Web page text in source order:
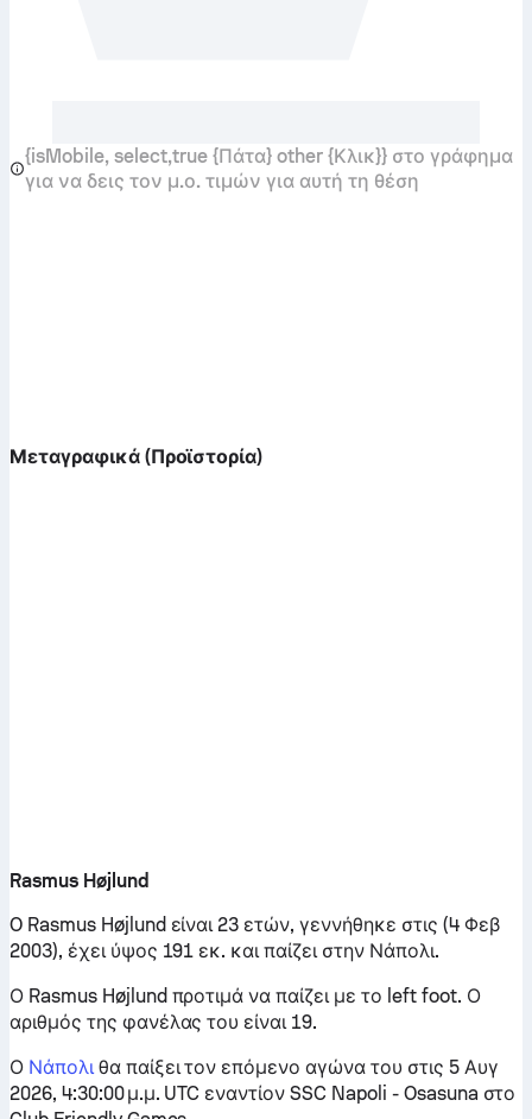
{isMobile, select,true {Πάτα} other {Κλικ}} στο γράφημα
για να δεις τον μ.ο. τιμών για αυτή τη θέση
Μεταγραφικά (Προϊστορία)
Rasmus Højlund
O Rasmus Højlund είναι 23 ετών, γεννήθηκε στις (4 Φεβ
2003), έχει ύψος 191 εκ. και παίζει στην Νάπολι.
Ο Rasmus Højlund προτιμά να παίζει με το left foot. Ο
αριθμός της φανέλας του είναι 19.
Ο Νάπολιθα παίξει τον επόμενο αγώνα του στις 5 Αυγ
2026, 4:30:00 μ.μ. UTC εναντίον SSC Napoli - Osasuna στο